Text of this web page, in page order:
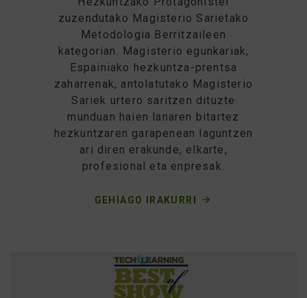
zuzendutako Magisterio Sarietako
Metodologia Berritzaileen
kategorian. Magisterio egunkariak,
Espainiako hezkuntza-prentsa
zaharrenak, antolatutako Magisterio
Sariek urtero saritzen dituzte
munduan haien lanaren bitartez
hezkuntzaren garapenean laguntzen
ari diren erakunde, elkarte,
profesional eta enpresak.
GEHIAGO IRAKURRI